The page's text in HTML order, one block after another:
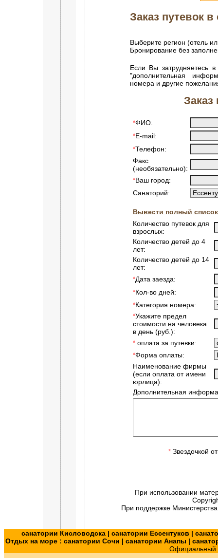
Заказ путевок в
Выберите регион (отель
Бронирование без
Если Вы затрудняетесь
"дополнительная
номера и другие
Заказ
*ФИО:
*E-mail:
*Телефон:
Факс
(необязательно):
*Ваш город:
Санаторий:
Вывести полный
Количество путевок для
взрослых:
Количество детей до 4
лет:
Количество детей до 14
лет:
*Дата заезда:
*Кол-во дней:
*Категория номера:
*Укажите предел
стоимости на человека
в день (руб.):
*оплата за путевки:
*Форма оплаты:
Наименование фирмы
(если оплата от имени
юрлица):
Дополнительная
*Звездочкой
При использовании
При поддержке Министерства
санатории Кисловодска| санатории Ессентуков |
Отдых на море : санатории Сочи | санатории Анапы |
Официальный